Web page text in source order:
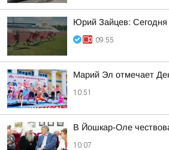
Юрий Зайцев: Сегодня
09:55
Марий Эл отмечает
10:51
В Йошкар-Оле
10:07